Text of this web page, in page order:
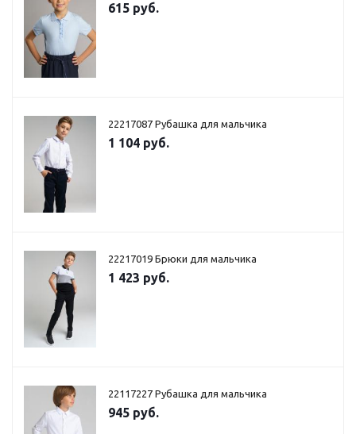
615 руб.
22217087 Рубашка для мальчика
1 104 руб.
22217019 Брюки для мальчика
1 423 руб.
22117227 Рубашка для мальчика
945 руб.